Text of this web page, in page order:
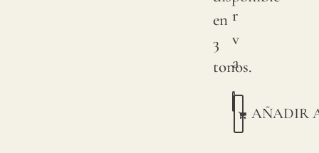
en
3
tonos.
r
v
a
AÑADIR